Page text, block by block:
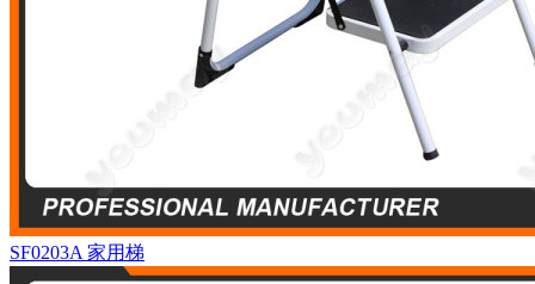
SF0203A 家用梯